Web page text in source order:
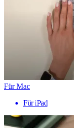
Für Mac
Für iPad